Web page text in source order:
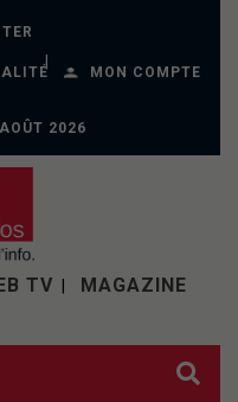
MON COMPTE
2026
TV MAGAZINE